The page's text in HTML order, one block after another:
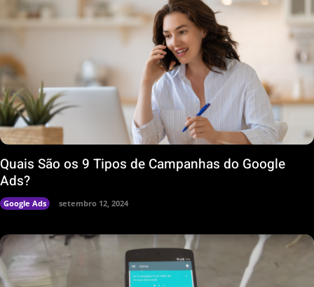
Quais São os 9 Tipos de Campanhas do Google
Ads?
Google Ads setembro 12, 2024